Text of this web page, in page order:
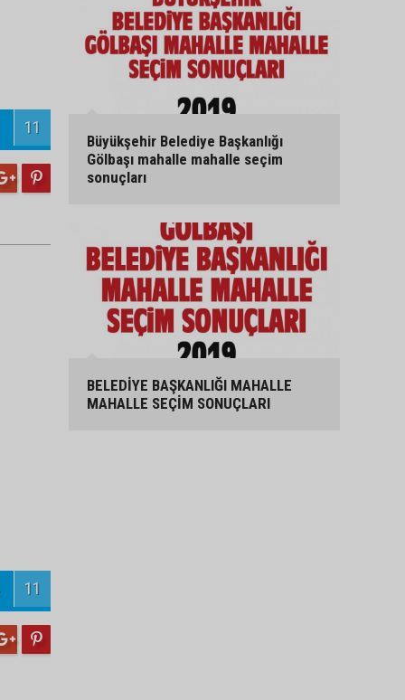
11
11
Büyükşehir Belediye Başkanlığı
Gölbaşı mahalle mahalle seçim
sonuçları
BELEDİYE BAŞKANLIĞI MAHALLE
MAHALLE SEÇİM SONUÇLARI